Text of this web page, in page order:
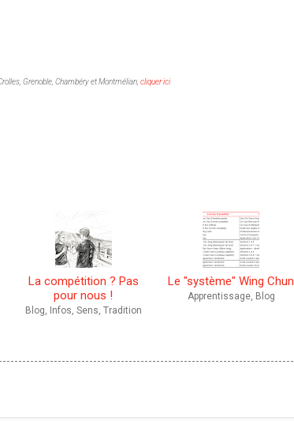
Grenoble, Chambéry et Montmélian, cliquer ici
La compétition ? Pas
pour nous !
Blog, Infos, Sens, Tradition
Le "système" Wing Chun
Apprentissage, Blog